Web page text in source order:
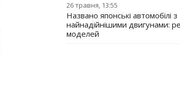
26 травня, 13:55
Названо японські автомобілі з
найнадійнішими двигунами:
моделей